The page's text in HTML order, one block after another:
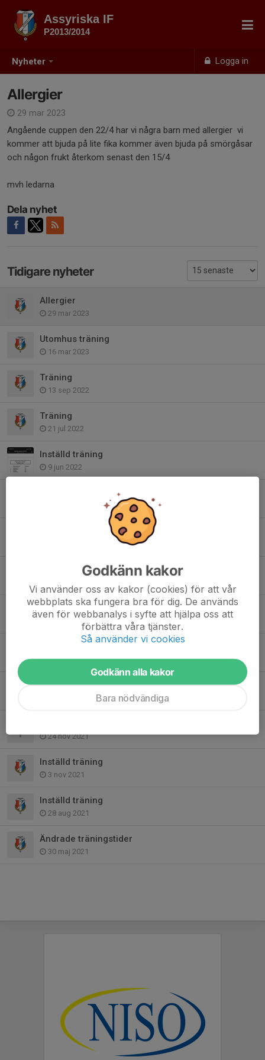
Nyheter Logga in
Assyriska IF
P2013/2014
Allergier
29 mar 2023
Angående cuppen den 22/4 har vi några barn med allergier vi
kommer att bjuda på lite fika kommer även bjuda på smörgåsar
och någon frukt återkom senast den 15/4
mvh ledarna
Dela nyhet
Tidigare nyheter
Allergier
29 mar 2023
Utomhus träning
16 mar 2023
Träning
13 sep 2022
Träning
21 jul 2022
Inställd träning
9 jun 2022
Inställd träning
Inställd träning
24 mar 2022
6 dec 2021
Inställd träning
24 nov 2021
Inställd träning
3 nov 2021
Inställd träning
28 aug 2021
Ändrade träningstider
30 maj 2021
Godkänn kakor
Vi använder oss av kakor (cookies) för att vår
webbplats ska fungera bra för dig. De används
även för webbanalys i syfte att hjälpa oss att
förbättra våra tjänster.
Så använder vi cookies
Godkänn alla kakor
Bara nödvändiga